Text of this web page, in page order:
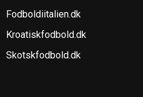
Fodboldiitalien.dk
Kroatiskfodbold.dk
Skotskfodbold.dk